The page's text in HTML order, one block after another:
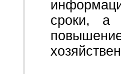
сроки, а